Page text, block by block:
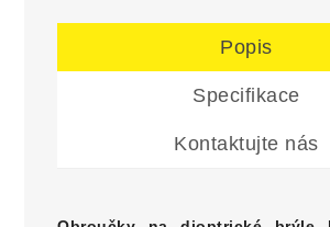
Popis
Specifikace
Kontaktujte nás